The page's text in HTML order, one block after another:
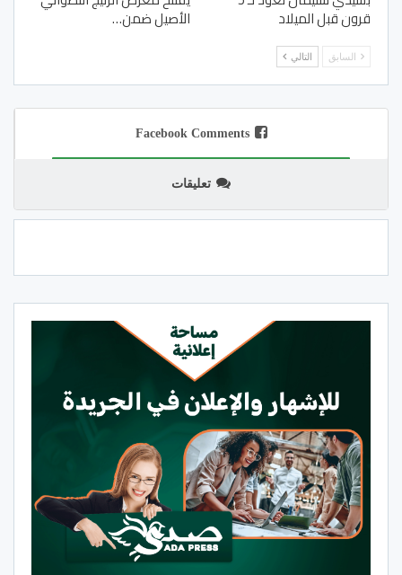
قرون قبل الميلاد الأصيل ضمن…
السابق التالي
Facebook Comments
تعليقات